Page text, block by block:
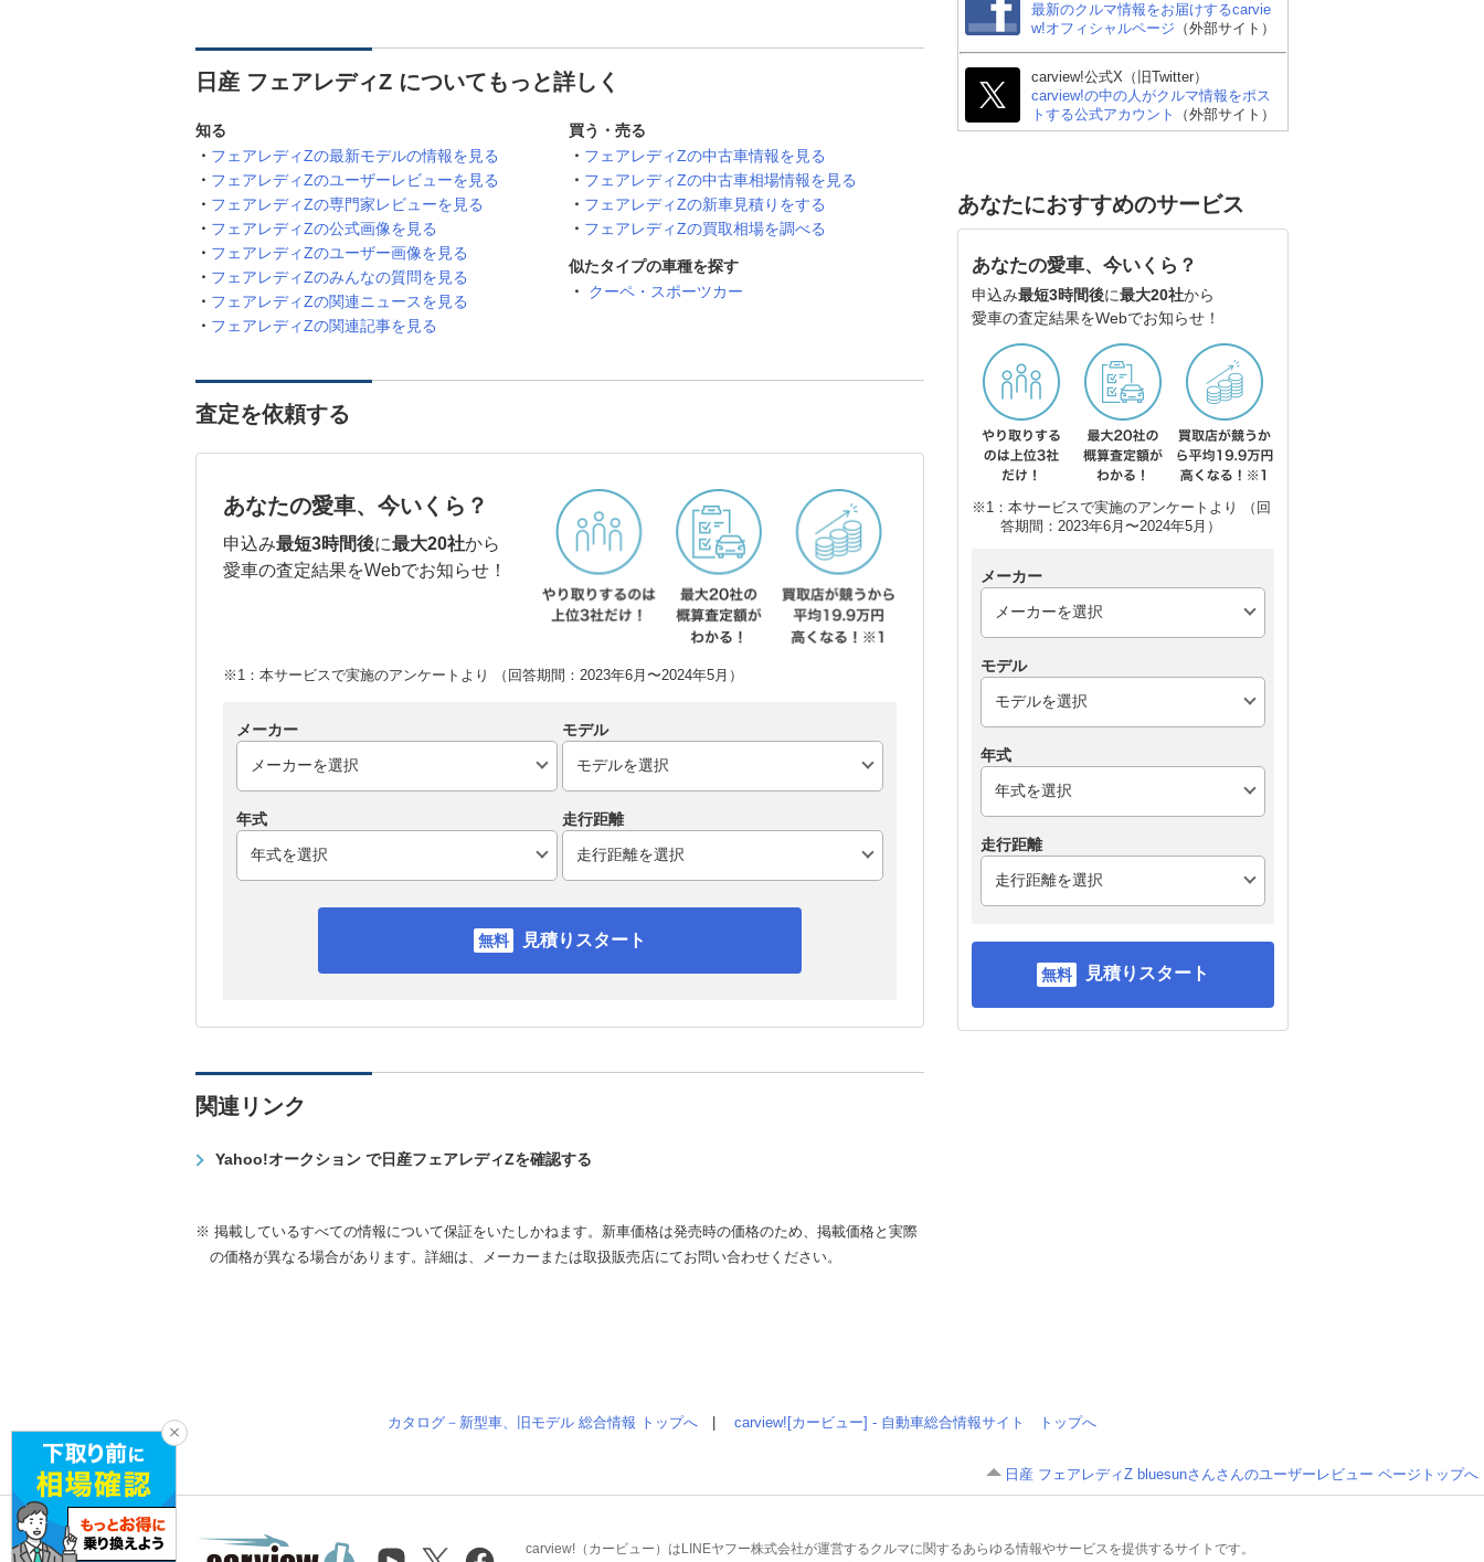
日産 フェアレディZ についてもっと詳しく
知る
フェアレディZの最新モデルの情報を見る
フェアレディZのユーザーレビューを見る
フェアレディZの専門家レビューを見る
フェアレディZの公式画像を見る
フェアレディZのユーザー画像を見る
フェアレディZのみんなの質問を見る
フェアレディZの関連ニュースを見る
フェアレディZの関連記事を見る
買う・売る
フェアレディZの中古車情報を見る
フェアレディZの中古車相場情報を見る
フェアレディZの新車見積りをする
フェアレディZの買取相場を調べる
似たタイプの車種を探す
クーペ・スポーツカー
査定を依頼する
あなたの愛車、今いくら？
申込み最短3時間後に最大20社から
愛車の査定結果をWebでお知らせ！
※1：本サービスで実施のアンケートより （回答期間：2023年6月〜2024年5月）
メーカー モデル
年式 走行距離
見積りスタート
関連リンク
Yahoo!オークション で日産フェアレディZを確認する
※ 掲載しているすべての情報について保証をいたしかねます。新車価格は発売時の価格のため、掲載価格と実際
の価格が異なる場合があります。詳細は、メーカーまたは取扱販売店にてお問い合わせください。
最新のクルマ情報をお届けするcarvie
w!オフィシャルページ （外部サイト）
carview!公式X（旧Twitter）
carview!の中の人がクルマ情報をポス
トする公式アカウント
（外部サイト）
あなたにおすすめのサービス
あなたの愛車、今いくら？
申込み最短3時間後に最大20社から
愛車の査定結果をWebでお知らせ！
※1：本サービスで実施のアンケートより （回
答期間：2023年6月〜2024年5月）
メーカー
モデル
年式
走行距離
見積りスタート
カタログ－新型車、旧モデル 総合情報 トップへ carview![カービュー] - 自動車総合情報サイト トップへ
日産 フェアレディZ bluesunさんさんのユーザーレビュー ページトップへ
carview!（カービュー）はLINEヤフー株式会社が運営するクルマに関するあらゆる情報やサービスを提供するサイトです。